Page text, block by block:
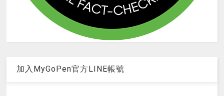
加入MyGoPen官方LINE帳號